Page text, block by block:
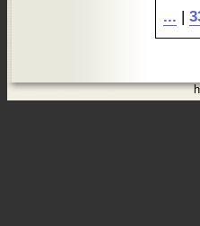
... |